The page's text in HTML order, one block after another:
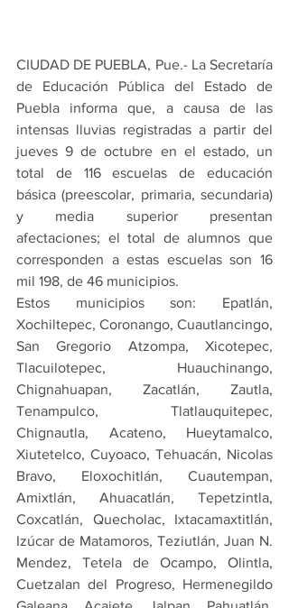
CIUDAD DE PUEBLA, Pue.- La Secretaría
de Educación Pública del Estado de
Puebla informa que, a causa de las
intensas lluvias registradas a partir del
jueves 9 de octubre en el estado, un
total de 116 escuelas de educación
básica (preescolar, primaria, secundaria)
y media superior presentan
afectaciones; el total de alumnos que
corresponden a estas escuelas son 16
mil 198, de 46 municipios.
Estos municipios son: Epatlán,
Xochiltepec, Coronango, Cuautlancingo,
San Gregorio Atzompa, Xicotepec,
Tlacuilotepec, Huauchinango,
Chignahuapan, Zacatlán, Zautla,
Tenampulco, Tlatlauquitepec,
Chignautla, Acateno, Hueytamalco,
Xiutetelco, Cuyoaco, Tehuacán, Nicolas
Bravo, Eloxochitlán, Cuautempan,
Amixtlán, Ahuacatlán, Tepetzintla,
Coxcatlán, Quecholac, Ixtacamaxtitlán,
Izúcar de Matamoros, Teziutlán, Juan N.
Mendez, Tetela de Ocampo, Olintla,
Cuetzalan del Progreso, Hermenegildo